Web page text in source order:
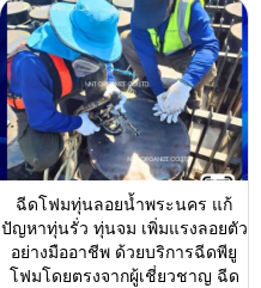
ฉีดโฟมทุ่นลอยน้ำพระนคร แก้
ปัญหาทุ่นรั่ว ทุ่นจม เพิ่มแรงลอยตัว
อย่างมืออาชีพ ด้วยบริการฉีดพียู
โฟมโดยตรงจากผู้เชี่ยวชาญ ฉีด